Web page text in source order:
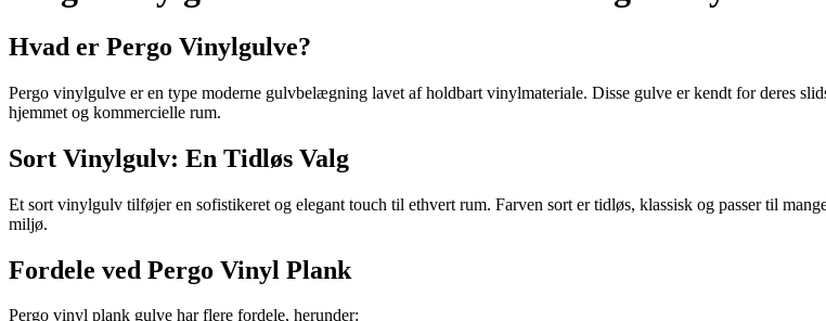
Hvad er Pergo Vinylgulve?
Pergo vinylgulve er en type moderne gulvbelægning lavet af holdbart vinylmateriale. Disse gulve er kendt for deres
hjemmet og kommercielle rum.
Sort Vinylgulv: En Tidløs Valg
Et sort vinylgulv tilføjer en sofistikeret og elegant touch til ethvert rum. Farven sort er tidløs, klassisk og passer til
miljø.
Fordele ved Pergo Vinyl Plank
Pergo vinyl plank gulve har flere fordele, herunder: